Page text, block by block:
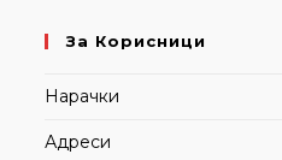
За Корисници
Нарачки
Адреси